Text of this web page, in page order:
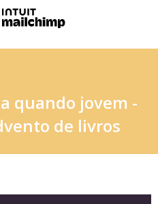
quando jovem -
de livros